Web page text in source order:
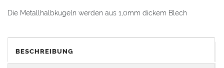
Die Metallhalbkugeln werden aus 1,0mm dickem Blech
manchen Stellen dünner. Eine genaue Angabe der
Materialstärke ist deshalb nicht möglich.
BESCHREIBUNG